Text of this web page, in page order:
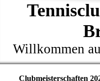
Willkommen
Clubmeisterschaften